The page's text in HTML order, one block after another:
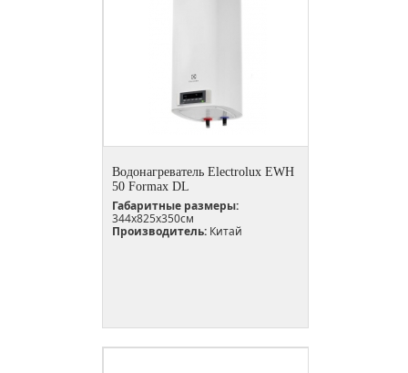
Водонагреватель Electrolux EWH
50 Formax DL
Габаритные размеры:
344x825x350см
Производитель: Китай